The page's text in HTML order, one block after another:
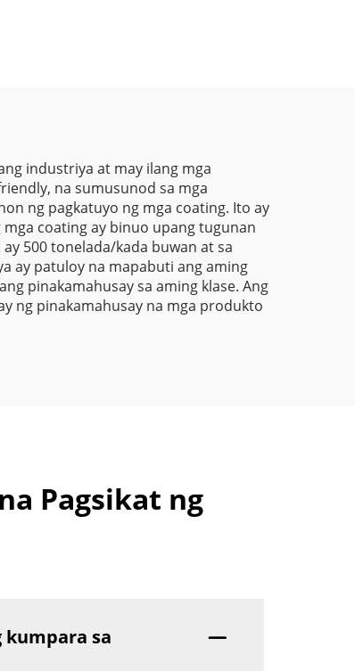
industriya at may ilang mga
na sumusunod sa mga
ng pagkatuyo ng mga coating. Ito ay
coating ay binuo upang tugunan
500 tonelada/kada buwan at sa
ay patuloy na mapabuti ang aming
pinakamahusay sa aming klase. Ang
ng pinakamahusay na mga produkto
Pagsikat ng
sa